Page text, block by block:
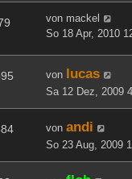
von mackel
So 18 Apr, 2010
von lucas
Sa 12 Dez, 2009
von andi
So 23 Aug, 2009